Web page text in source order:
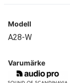
Modell
A28-W
Varumärke